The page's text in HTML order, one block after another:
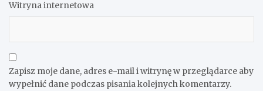
Witryna internetowa
Zapisz moje dane, adres e-mail i witrynę w przeglądarce aby
wypełnić dane podczas pisania kolejnych komentarzy.